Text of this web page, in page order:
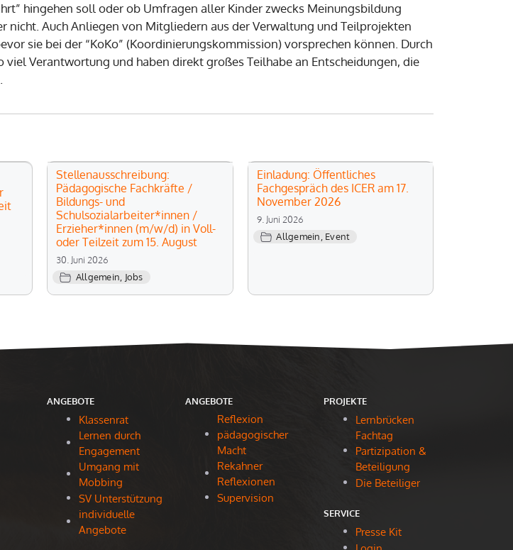
hingehen soll oder ob Umfragen aller Kinder zwecks Meinungsbildung
Auch Anliegen von Mitgliedern aus der Verwaltung und Teilprojekten
sie bei der “KoKo” (Koordinierungskommission) vorsprechen können. Durch
Verantwortung und haben direkt großes Teilhabe an Entscheidungen, die
Stellenausschreibung:
Pädagogische Fachkräfte /
Bildungs- und
Schulsozialarbeiter*innen /
Erzieher*innen (m/w/d) in Voll-
oder Teilzeit zum 15. August
30. Juni 2026
Allgemein Jobs
Einladung: Öffentliches
Fachgespräch des ICER am 17.
November 2026
9. Juni 2026
Allgemein Event
ANGEBOTE
Klassenrat
Lernen durch
Engagement
Umgang mit
Mobbing
SV Unterstützung
individuelle
Angebote
ANGEBOTE
Reflexion
pädagogischer
Macht
Rekahner
Reflexionen
Supervision
PROJEKTE
Lernbrücken
Fachtag
Partizipation &
Beteiligung
Die Beteiliger
SERVICE
Presse Kit